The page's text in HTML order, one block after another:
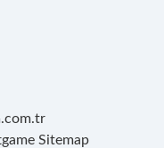
Sitemap